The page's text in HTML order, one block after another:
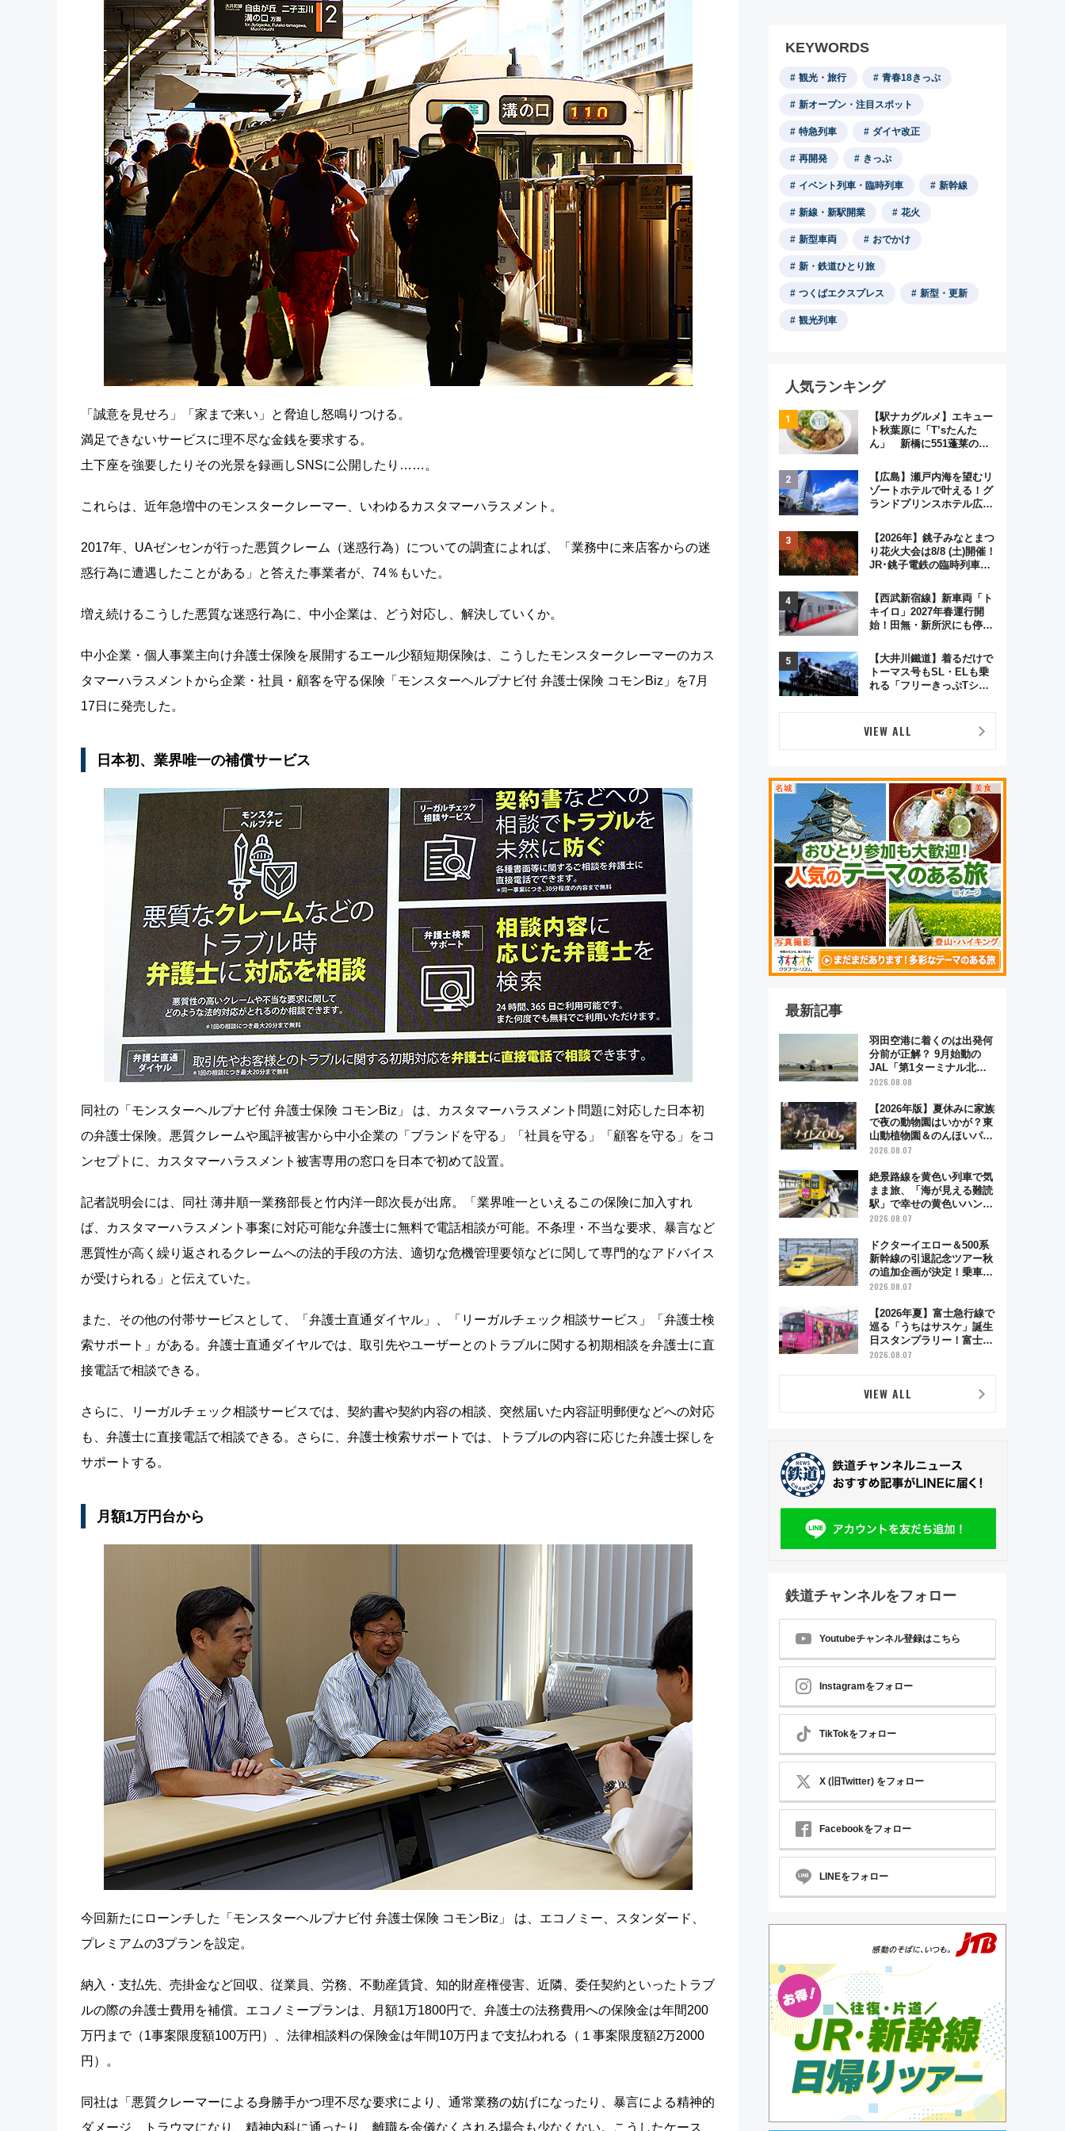
「誠意を見せろ」「家まで来い」と脅迫し怒鳴りつける。
満足できないサービスに理不尽な金銭を要求する。
土下座を強要したりその光景を録画しSNSに公開したり……。
これらは、近年急増中のモンスタークレーマー、いわゆるカスタマーハラスメント。
2017年、UAゼンセンが行った悪質クレーム（迷惑行為）についての調査によれば、「業務中に来店客からの迷
惑行為に遭遇したことがある」と答えた事業者が、74％もいた。
増え続けるこうした悪質な迷惑行為に、中小企業は、どう対応し、解決していくか。
中小企業・個人事業主向け弁護士保険を展開するエール少額短期保険は、こうしたモンスタークレーマーのカス
タマーハラスメントから企業・社員・顧客を守る保険「モンスターヘルプナビ付 弁護士保険 コモンBiz」を7月
17日に発売した。
日本初、業界唯一の補償サービス
同社の「モンスターヘルプナビ付 弁護士保険 コモンBiz」 は、カスタマーハラスメント問題に対応した日本初
の弁護士保険。悪質クレームや風評被害から中小企業の「ブランドを守る」「社員を守る」「顧客を守る」をコ
ンセプトに、カスタマーハラスメント被害専用の窓口を日本で初めて設置。
記者説明会には、同社 薄井順一業務部長と竹内洋一郎次長が出席。「業界唯一といえるこの保険に加入すれ
ば、カスタマーハラスメント事案に対応可能な弁護士に無料で電話相談が可能。不条理・不当な要求、暴言など
悪質性が高く繰り返されるクレームへの法的手段の方法、適切な危機管理要領などに関して専門的なアドバイス
が受けられる」と伝えていた。
また、その他の付帯サービスとして、「弁護士直通ダイヤル」、「リーガルチェック相談サービス」「弁護士検
索サポート」がある。弁護士直通ダイヤルでは、取引先やユーザーとのトラブルに関する初期相談を弁護士に直
接電話で相談できる。
さらに、リーガルチェック相談サービスでは、契約書や契約内容の相談、突然届いた内容証明郵便などへの対応
も、弁護士に直接電話で相談できる。さらに、弁護士検索サポートでは、トラブルの内容に応じた弁護士探しを
サポートする。
月額1万円台から
今回新たにローンチした「モンスターヘルプナビ付 弁護士保険 コモンBiz」 は、エコノミー、スタンダード、
プレミアムの3プランを設定。
納入・支払先、売掛金など回収、従業員、労務、不動産賃貸、知的財産権侵害、近隣、委任契約といったトラブ
ルの際の弁護士費用を補償。エコノミープランは、月額1万1800円で、弁護士の法務費用への保険金は年間200
万円まで（1事案限度額100万円）、法律相談料の保険金は年間10万円まで支払われる（１事案限度額2万2000
円）。
同社は「悪質クレーマーによる身勝手かつ理不尽な要求により、通常業務の妨げになったり、暴言による精神的
ダメージ、トラウマになり、精神内科に通ったり、離職を余儀なくされる場合も少なくない。こうしたケース
KEYWORDS
観光・旅行 青春18きっぷ
新オープン・注目スポット
特急列車 ダイヤ改正
再開発 きっぷ
イベント列車・臨時列車 新幹線
新線・新駅開業 花火
新型車両 おでかけ
新・鉄道ひとり旅
つくばエクスプレス 新型・更新
観光列車
人気ランキング
【駅ナカグルメ】エキュー
ト秋葉原に「T’sたんた
ん」 新橋に551蓬莱の
オムライス専門店「肉とた
まご」新グルメ続々登場！
【2026年8月】
【広島】瀬戸内海を望むリ
ゾートホテルで叶える！グ
ランドプリンスホテル広島
ジュアルパーティープラン
【2026年】銚子みなとまつ
り花火大会は8/8 (土)開催！
JR･銚子電鉄の臨時列車や
く8,000発の大迫力＆屋台
を満喫
【西武新宿線】新車両「ト
キイロ」2027年春運行開
始！田無・新所沢にも停
弾」も
【大井川鐵道】着るだけで
トーマス号もSL・ELも乗
れる「フリーきっぷTシャ
VIEW ALL
最新記事
羽田空港に着くのは出発何
分前が正解？ 9月始動の
JAL「第1ターミナル北側
サテライト」は徒歩1キロ
点まとめ
2026.08.08
【2026年版】夏休みに家族
で夜の動物園はいかが？東
山動植物園＆のんほいパー
ク「ナイトZOO」開催情報
2026.08.07
絶景路線を黄色い列車で気
まま旅、「海が見える難読
駅」で幸せの黄色いハンカ
チに願いを 「新・鉄道ひ
「島原鉄道」
2026.08.07
ドクターイエロー＆500系
新幹線の引退記念ツアー秋
の追加企画が決定！乗車体
験やグッズ・ホテル情報ま
2026.08.07
【2026年夏】富士急行線で
巡る「うちはサスケ」誕生
日スタンプラリー！富士急
ハイランド限定グルメ＆グ
2026.08.07
VIEW ALL
鉄道チャンネルをフォロー
Youtubeチャンネル登録はこちら
Instagramをフォロー
TikTokをフォロー
X (旧Twitter) をフォロー
Facebookをフォロー
LINEをフォロー